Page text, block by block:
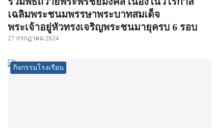
เฉลิมพระชนมพรรษาพระบาทสมเด็จ
พระเจ้าอยู่หัวทรงเจริญพระชนมายุครบ 6 รอบ
27 กรกฎาคม 2024
กิจกรรมโรงเรียน